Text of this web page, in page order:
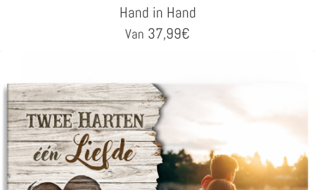
Hand in Hand
Van 37,99€